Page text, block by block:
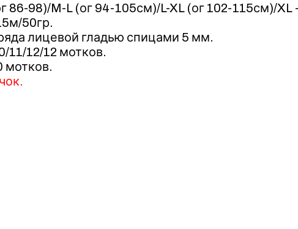
98)/M-L (ог 94-105см)/L-XL (ог 102-115см)/XL
50гр.
лицевой гладью спицами 5 мм.
12/12 мотков.
мотков.